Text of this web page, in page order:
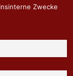
Zwecke